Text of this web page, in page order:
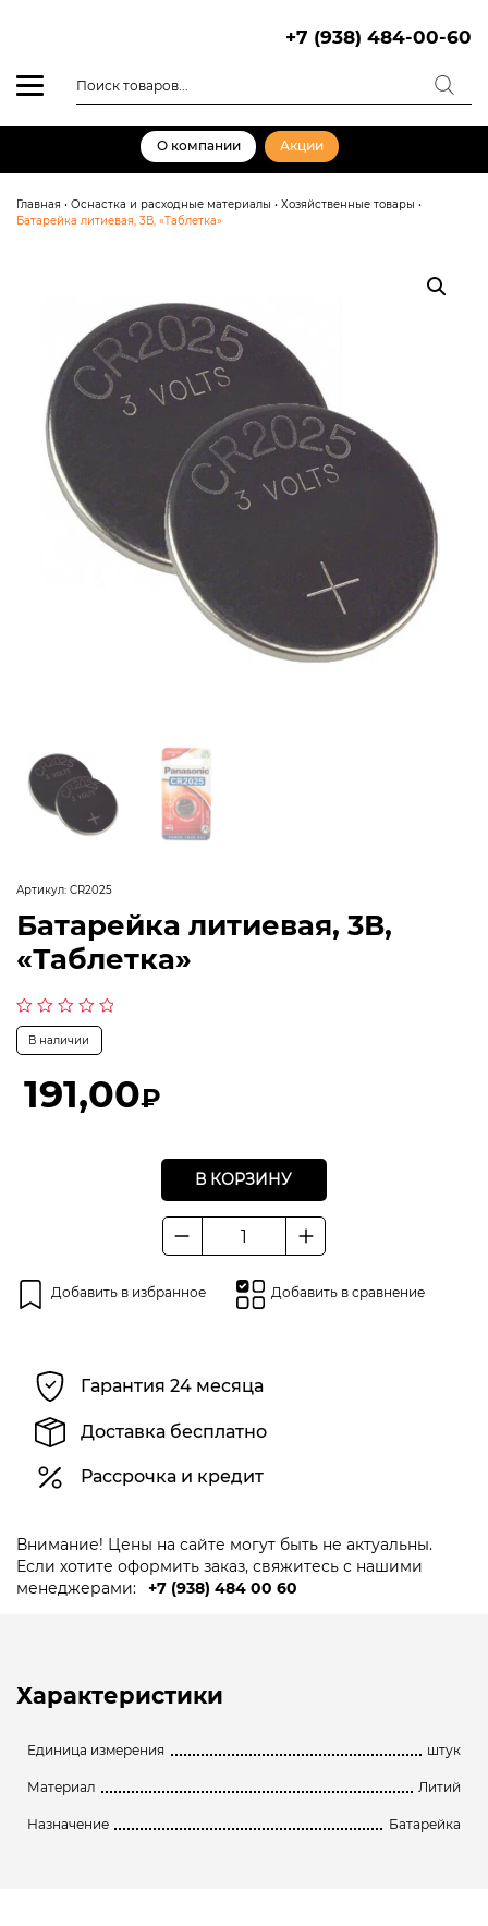
+7 (938) 484-00-60
товаров
О компании Акции
Главная • Оснастка и расходные материалы • Хозяйственные товары •
Батарейка литиевая, 3В, «Таблетка»
Артикул: CR2025
Батарейка литиевая, 3В,
«Таблетка»
Оценка
из
В наличии
191,00₽
Количество
Батарейка
литиевая,
В КОРЗИНУ
Добавить в избранное Добавить в сравнение
Гарантия 24 месяца
Доставка бесплатно
Рассрочка и кредит
Внимание! Цены на сайте могут быть не актуальны.
Если хотите оформить заказ, свяжитесь с нашими
менеджерами:
+7 (938) 484 00 60
Характеристики
Единица измерения штук
Материал Литий
Назначение Батарейка